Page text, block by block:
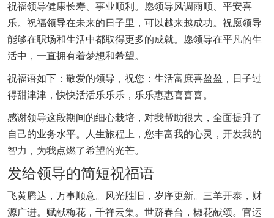
祝福领导健康长寿、事业顺利。愿领导风调雨顺、平安喜
乐。祝福领导在未来的日子里，可以越来越成功。祝愿领导
能够在职场和生活中都取得更多的成就。愿领导在平凡的生
活中，一直拥有着梦想和希望。
祝福语如下：敬爱的领导，祝您：生活富庶喜盈盈，日子过
得甜津津，快快活活乐乐乐，乐乐惠惠喜喜喜。
感谢领导这段期间的细心栽培，对我帮助很大，全面提升了
自己的业务水平。人生旅程上，您丰富我的心灵，开发我的
智力，为我点燃了希望的光芒。
发给领导的简短祝福语
飞黄腾达，万事顺意。风光胜旧，岁序更新。三羊开泰，财
源广进。赋献梅花，千祥云集。世跻春台，椒花献颂。官运